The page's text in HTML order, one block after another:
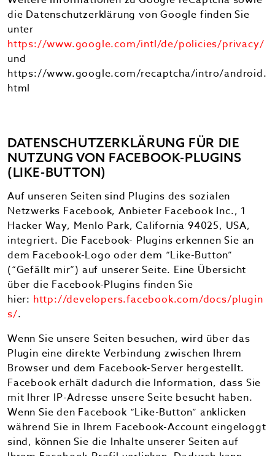
die Datenschutzerklärung von Google finden Sie
unter
https://www.google.com/intl/de/policies/privacy/
und
https://www.google.com/recaptcha/intro/android.
html
DATENSCHUTZERKLÄRUNG FÜR DIE
NUTZUNG VON FACEBOOK-PLUGINS
(LIKE-BUTTON)
Auf unseren Seiten sind Plugins des sozialen
Netzwerks Facebook, Anbieter Facebook Inc., 1
Hacker Way, Menlo Park, California 94025, USA,
integriert. Die Facebook- Plugins erkennen Sie an
dem Facebook-Logo oder dem “Like-Button”
(“Gefällt mir”) auf unserer Seite. Eine Übersicht
über die Facebook-Plugins finden Sie
hier: http://developers.facebook.com/docs/plugin
s/.
Wenn Sie unsere Seiten besuchen, wird über das
Plugin eine direkte Verbindung zwischen Ihrem
Browser und dem Facebook-Server hergestellt.
Facebook erhält dadurch die Information, dass Sie
mit Ihrer IP-Adresse unsere Seite besucht haben.
Wenn Sie den Facebook “Like-Button” anklicken
während Sie in Ihrem Facebook-Account eingeloggt
sind, können Sie die Inhalte unserer Seiten auf